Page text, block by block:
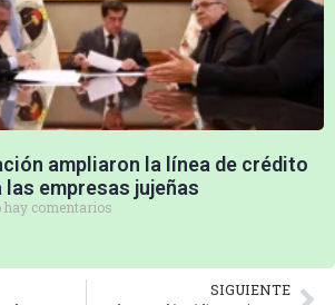
ampliaron la línea de crédito
empresas jujeñas
hay comentarios
SIGUIENTE